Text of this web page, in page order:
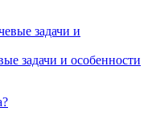
задачи и особенности